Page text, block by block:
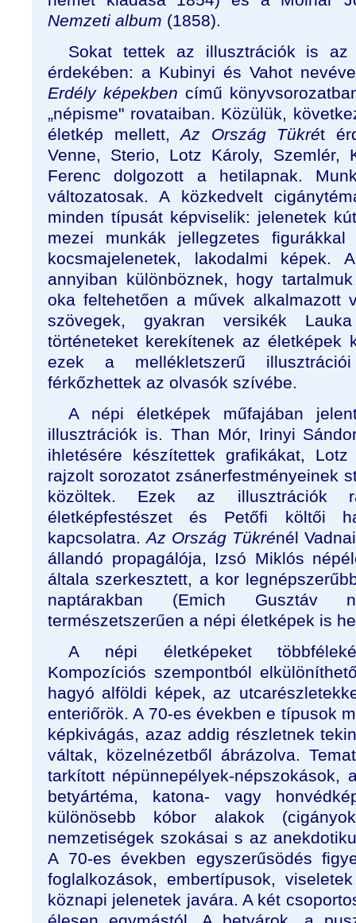
Nemzeti album (1858).
Sokat tettek az illusztrációk is az
érdekében: a Kubinyi és Vahot
Erdély képekben című
„népisme" rovataiban. Közülük,
életkép mellett,Az Ország Tükrét
Venne, Sterio, Lotz Károly, Szemlér,
Ferenc dolgozott a hetilapnak.
változatosak. A közkedvelt
minden típusát képviselik: jelenetek
mezei munkák jellegzetes
kocsmajelenetek, lakodalmi képek.
annyiban különböznek, hogy
oka feltehetően a művek alkalmazott
szövegek, gyakran versikék
történeteket kerekítenek az életképek
ezek a mellékletszerű
férkőzhettek az olvasók szívébe.
A népi életképek műfajában
illusztrációk is. Than Mór, Irinyi
ihletésére készítettek grafikákat,
rajzolt sorozatot zsánerfestményeinek
közöltek. Ezek az illusztrációk
életképfestészet és Petőfi költői
kapcsolatra.Az Ország Tükrénél
állandó propagálója, Izsó Miklós
általa szerkesztett, a kor
naptárakban (Emich Gusztáv
természetszerűen a népi életképek is
A népi életképeket
Kompozíciós szempontból
hagyó alföldi képek, az
enteriőrök. A 70-es években e típusok
képkivágás, azaz addig részletnek
váltak, közelnézetből ábrázolva.
tarkított népünnepélyek-népszokások,
betyártéma, katona- vagy
különösebb kóbor alakok
nemzetiségek szokásai s az
A 70-es években egyszerűsödés
foglalkozások, embertípusok,
köznapi jelenetek javára. A két